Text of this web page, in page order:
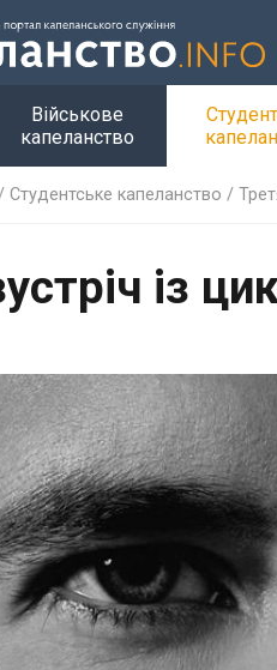
Військове
капеланство
Студентське капеланство /
із